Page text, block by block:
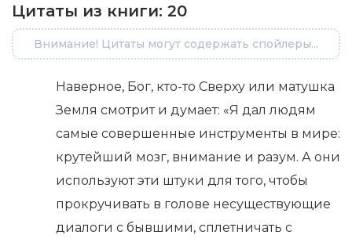
Цитаты из книги: 20
Внимание! Цитаты могут содержать спойлеры...
Наверное, Бог, кто-то Сверху или матушка
Земля смотрит и думает: «Я дал людям
самые совершенные инструменты в мире:
крутейший мозг, внимание и разум. А они
используют эти штуки для того, чтобы
прокручивать в голове несуществующие
диалоги с бывшими, сплетничать с